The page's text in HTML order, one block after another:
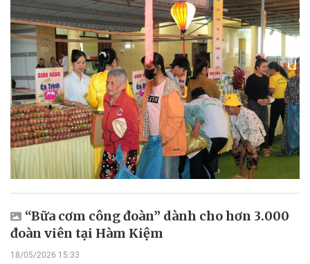
“Bữa cơm công đoàn” dành cho hơn 3.000
đoàn viên tại Hàm Kiệm
18/05/2026 15:33